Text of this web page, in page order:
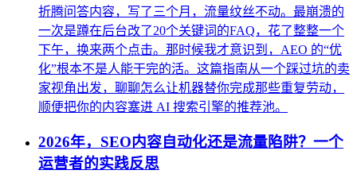
折腾问答内容，写了三个月，流量纹丝不动。最崩溃的
一次是蹲在后台改了20个关键词的FAQ，花了整整一个
下午，换来两个点击。那时候我才意识到，AEO 的“优
化”根本不是人能干完的活。这篇指南从一个踩过坑的卖
家视角出发，聊聊怎么让机器替你完成那些重复劳动，
顺便把你的内容塞进 AI 搜索引擎的推荐池。
2026年，SEO内容自动化还是流量陷阱？一个
运营者的实践反思